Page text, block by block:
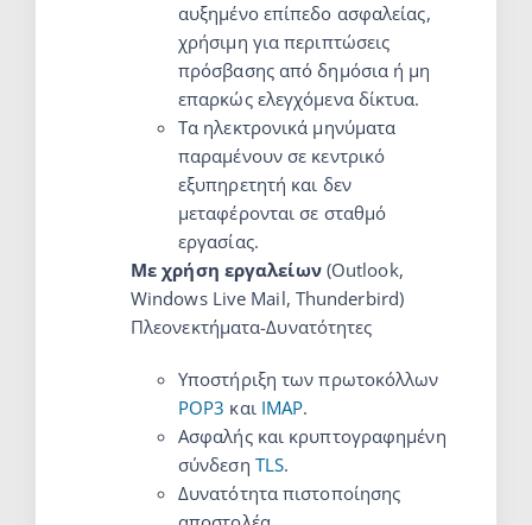
αυξημένο επίπεδο ασφαλείας,
χρήσιμη για περιπτώσεις
πρόσβασης από δημόσια ή μη
επαρκώς ελεγχόμενα δίκτυα.
Τα ηλεκτρονικά μηνύματα
παραμένουν σε κεντρικό
εξυπηρετητή και δεν
μεταφέρονται σε σταθμό
εργασίας.
Με χρήση εργαλείων(Outlook,
Windows Live Mail, Thunderbird)
Πλεονεκτήματα-Δυνατότητες
Υποστήριξη των πρωτοκόλλων
POP3 και IMAP.
Ασφαλής και κρυπτογραφημένη
σύνδεση TLS.
Δυνατότητα πιστοποίησης